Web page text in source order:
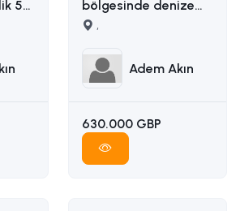
5
bölgesinde denize
yakın uygun fiyata
satılık arazi İLETİŞİM
ADEM AKIN
,
Adem Akın
630.000 GBP